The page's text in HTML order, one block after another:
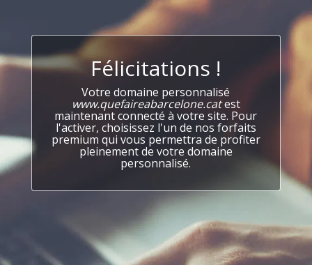
Félicitations !
Votre domaine personnalisé
www.quefaireabarcelone.catest
maintenant connecté à votre site. Pour
l'activer, choisissez l'un de nos forfaits
premium qui vous permettra de profiter
pleinement de votre domaine
personnalisé.